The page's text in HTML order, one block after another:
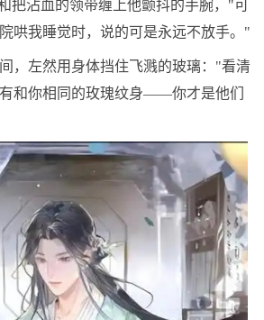
把沾血的领带缠上他颤抖的手腕，"可
哄我睡觉时，说的可是永远不放手。"
，左然用身体挡住飞溅的玻璃："看清
和你相同的玫瑰纹身——你才是他们